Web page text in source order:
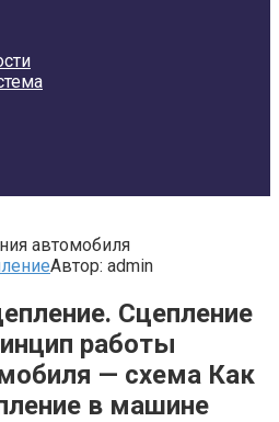
автомобиля
Автор: admin
Сцепление
работы
— схема Как
в машине